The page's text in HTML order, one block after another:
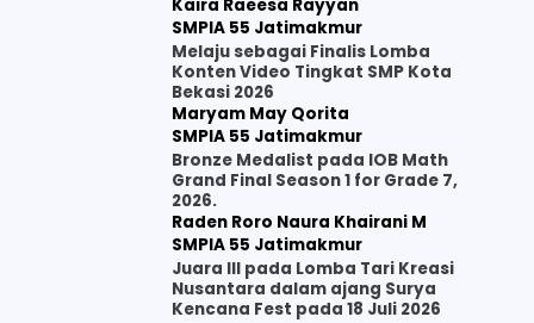
Kaira Raeesa Rayyan
SMPIA 55 Jatimakmur
Melaju sebagai Finalis Lomba
Konten Video Tingkat SMP Kota
Bekasi 2026
Maryam May Qorita
SMPIA 55 Jatimakmur
Bronze Medalist pada IOB Math
Grand Final Season 1 for Grade 7,
2026.
Raden Roro Naura Khairani M
SMPIA 55 Jatimakmur
Juara III pada Lomba Tari Kreasi
Nusantara dalam ajang Surya
Kencana Fest pada 18 Juli 2026